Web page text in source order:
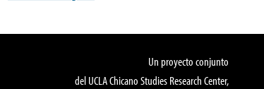
Un proyecto conjunto
del UCLA Chicano Studies Research Center,